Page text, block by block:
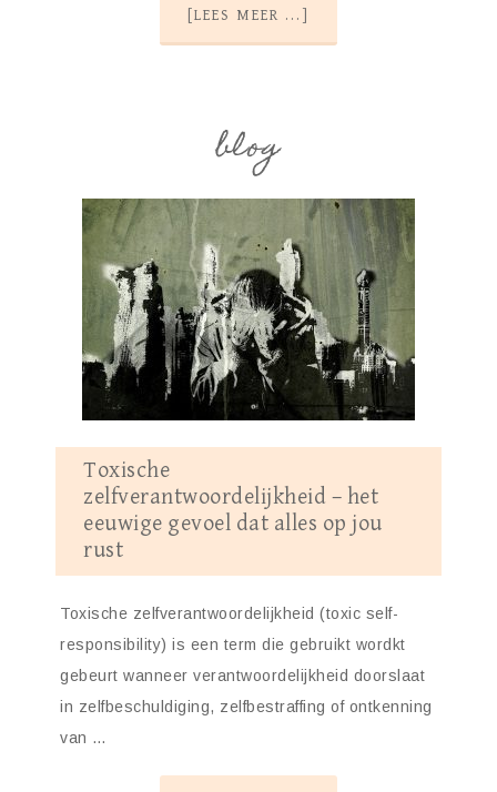
[LEES MEER ...]
blog
Toxische
zelfverantwoordelijkheid – het
eeuwige gevoel dat alles op jou
rust
Toxische zelfverantwoordelijkheid (toxic self-
responsibility) is een term die gebruikt wordkt
gebeurt wanneer verantwoordelijkheid doorslaat
in zelfbeschuldiging, zelfbestraffing of ontkenning
van …